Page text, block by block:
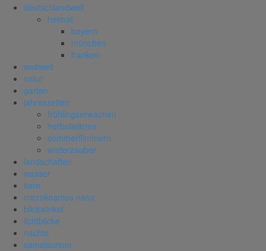
deutschlandweit
heimat
bayern
münchen
franken
weltweit
natur
garten
jahreszeiten
frühlingserwachen
herbstwärme
sommerflimmern
winterzauber
landschaften
wasser
tiere
microkosmos natur
blickwinkel
lichtblicke
nachts
samelsurium